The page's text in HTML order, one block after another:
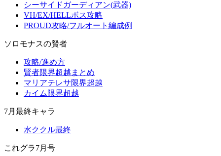
シーサイドガーディアン(武器)
VH/EX/HELLボス攻略
PROUD攻略/フルオート編成例
ソロモナスの賢者
攻略/進め方
賢者限界超越まとめ
マリアテレサ限界超越
カイム限界超越
7月最終キャラ
水ククル最終
これグラ7月号